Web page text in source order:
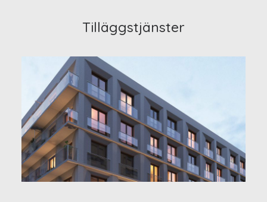
Tilläggstjänster